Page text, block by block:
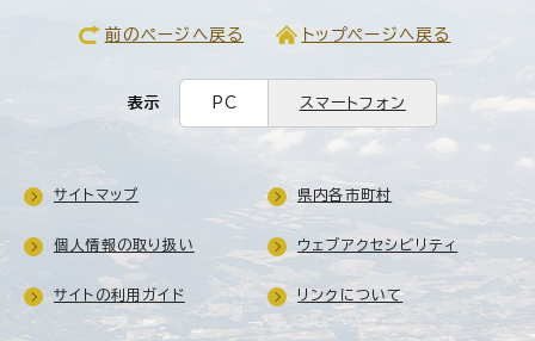
前のページへ戻る トップページへ戻る
表示 PC スマートフォン
サイトマップ 県内各市町村
個人情報の取り扱い ウェブアクセシビリティ
サイトの利用ガイド リンクについて